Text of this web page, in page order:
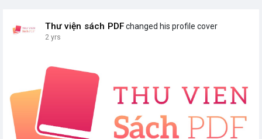
Thư viện sách PDFchanged his profile cover
2 yrs